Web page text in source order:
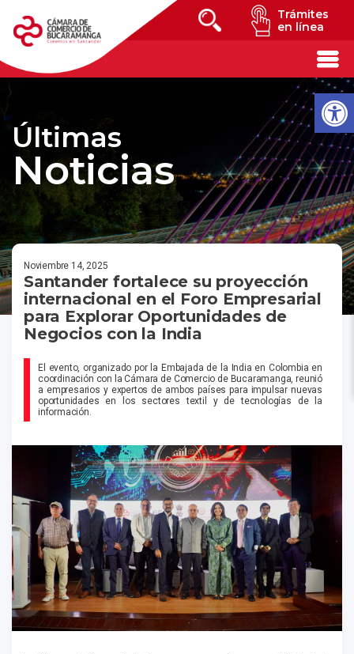
Trámites
en línea
Últimas
Noticias
Noviembre 14, 2025
Santander fortalece su proyección
internacional en el Foro Empresarial
para Explorar Oportunidades de
Negocios con la India
El evento, organizado por la Embajada de la India en Colombia en
coordinación con la Cámara de Comercio de Bucaramanga, reunió
a empresarios y expertos de ambos países para impulsar nuevas
oportunidades en los sectores textil y de tecnologías de la
información.